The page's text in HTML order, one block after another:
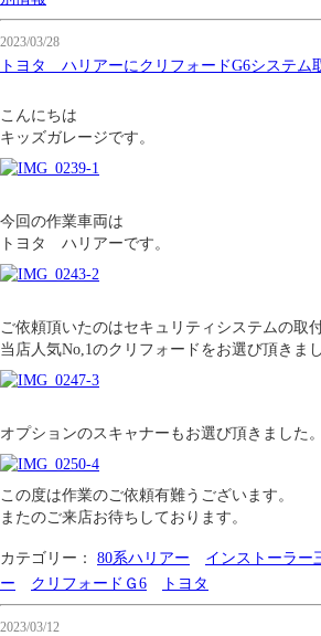
2023/03/28
トヨタ ハリアーにクリフォードG6システム
こんにちは
キッズガレージです。
今回の作業車両は
トヨタ ハリアーです。
ご依頼頂いたのはセキュリティシステムの取付
当店人気No,1のクリフォードをお選び頂きまし
オプションのスキャナーもお選び頂きました。
この度は作業のご依頼有難うございます。
またのご来店お待ちしております。
カテゴリー： 80系ハリアー インストーラー
ー
クリフォードＧ6 トヨタ
2023/03/12